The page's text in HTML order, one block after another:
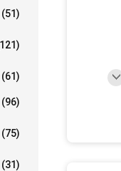
(51)
(61)
(96)
(75)
(31)